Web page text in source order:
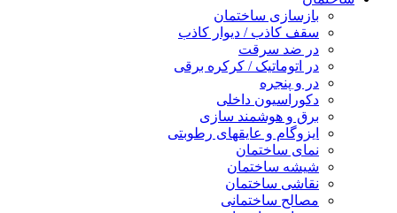
بازسازی ساختمان
سقف کاذب / دیوار کاذب
در ضد سرقت
در اتوماتیک / کرکره برقی
در و پنجره
دکوراسیون داخلی
برق و هوشمند سازی
ایزوگام و عایقهای رطوبتی
نمای ساختمان
شیشه ساختمان
نقاشی ساختمان
مصالح ساختمانی